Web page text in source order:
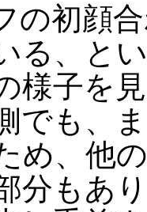
の初顔
る、と
様子を
でも、
め、他
分もあ